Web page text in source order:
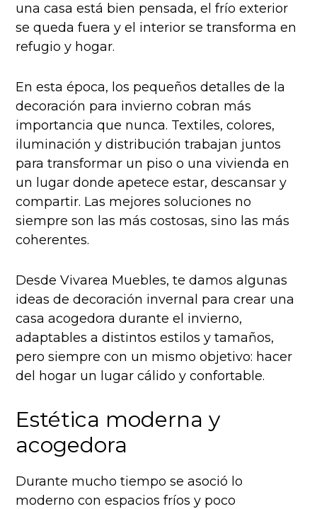
una casa está bien pensada, el frío exterior
se queda fuera y el interior se transforma en
refugio y hogar.
En esta época, los pequeños detalles de la
decoración para invierno cobran más
importancia que nunca. Textiles, colores,
iluminación y distribución trabajan juntos
para transformar un piso o una vivienda en
un lugar donde apetece estar, descansar y
compartir. Las mejores soluciones no
siempre son las más costosas, sino las más
coherentes.
Desde Vivarea Muebles, te damos algunas
ideas de decoración invernal para crear una
casa acogedora durante el invierno,
adaptables a distintos estilos y tamaños,
pero siempre con un mismo objetivo: hacer
del hogar un lugar cálido y confortable.
Estética moderna y
acogedora
Durante mucho tiempo se asoció lo
moderno con espacios fríos y poco